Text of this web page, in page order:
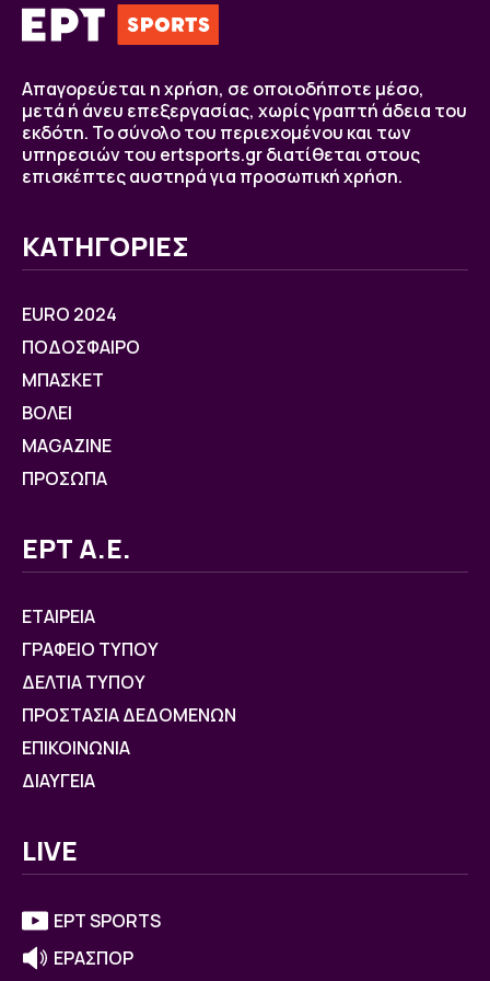
Απαγορεύεται η χρήση, σε οποιοδήποτε μέσο,
μετά ή άνευ επεξεργασίας, χωρίς γραπτή άδεια του
εκδότη. Το σύνολο του περιεχομένου και των
υπηρεσιών του ertsports.gr διατίθεται στους
επισκέπτες αυστηρά για προσωπική χρήση.
ΚΑΤΗΓΟΡΙΕΣ
EURO 2024
ΠΟΔΟΣΦΑΙΡΟ
ΜΠΑΣΚΕΤ
ΒOΛΕΙ
MAGAZINE
ΠΡΟΣΩΠΑ
ΕΡΤ Α.Ε.
ΕΤΑΙΡΕΙΑ
ΓΡΑΦΕΙΟ ΤΥΠΟΥ
ΔΕΛΤΙΑ ΤΥΠΟΥ
ΠΡΟΣΤΑΣΙΑ ΔΕΔΟΜΕΝΩΝ
ΕΠΙΚΟΙΝΩΝΙΑ
ΔΙΑΥΓΕΙΑ
LIVE
ΕΡΤ SPORTS
ΕΡΑΣΠΟΡ